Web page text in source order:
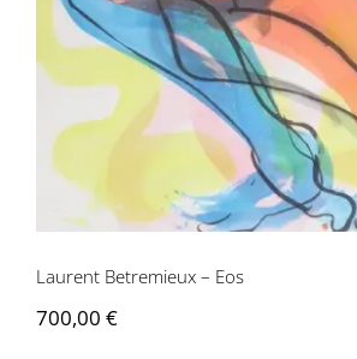
Laurent Betremieux – Eos
700,00 €